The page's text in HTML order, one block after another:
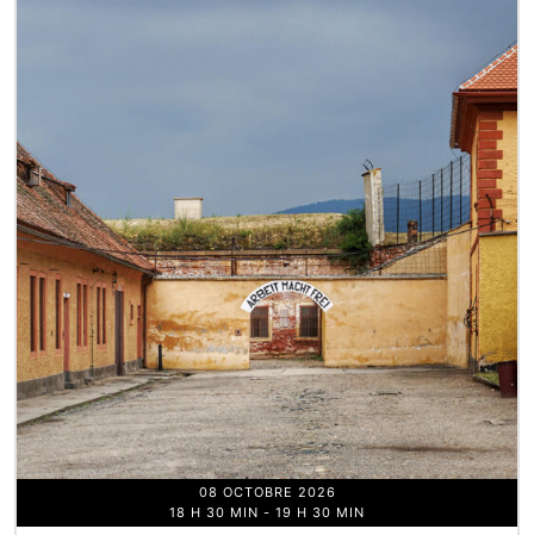
08 OCTOBRE 2026
18 H 30 MIN - 19 H 30 MIN